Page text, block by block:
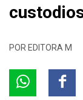
POR EDITORA M